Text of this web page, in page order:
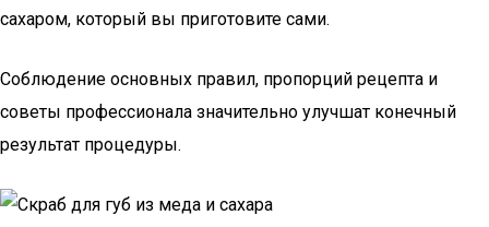
сахаром, который вы приготовите сами.
Соблюдение основных правил, пропорций рецепта и
советы профессионала значительно улучшат конечный
результат процедуры.